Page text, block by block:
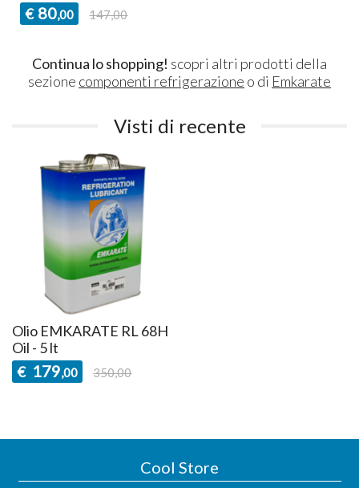
€ 80,00 147,00
Continua lo shopping! scopri altri prodotti della
sezione componenti refrigerazione o di Emkarate
Visti di recente
Olio EMKARATE RL 68H
Oil - 5 lt
€ 179,00 350,00
Cool Store